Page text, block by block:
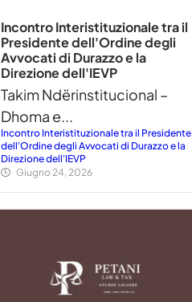
Incontro Interistituzionale tra il
Presidente dell'Ordine degli
Avvocati di Durazzo e la
Direzione dell'IEVP
Takim Ndërinstitucional –
Dhoma e...
Incontro Interistituzionale tra il Presidente
dell'Ordine degli Avvocati di Durazzo e la
Direzione dell'IEVP
Giugno 24, 2026